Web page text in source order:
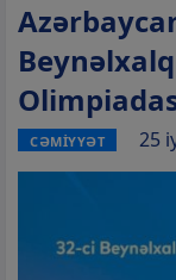
CƏMİYYƏT 25